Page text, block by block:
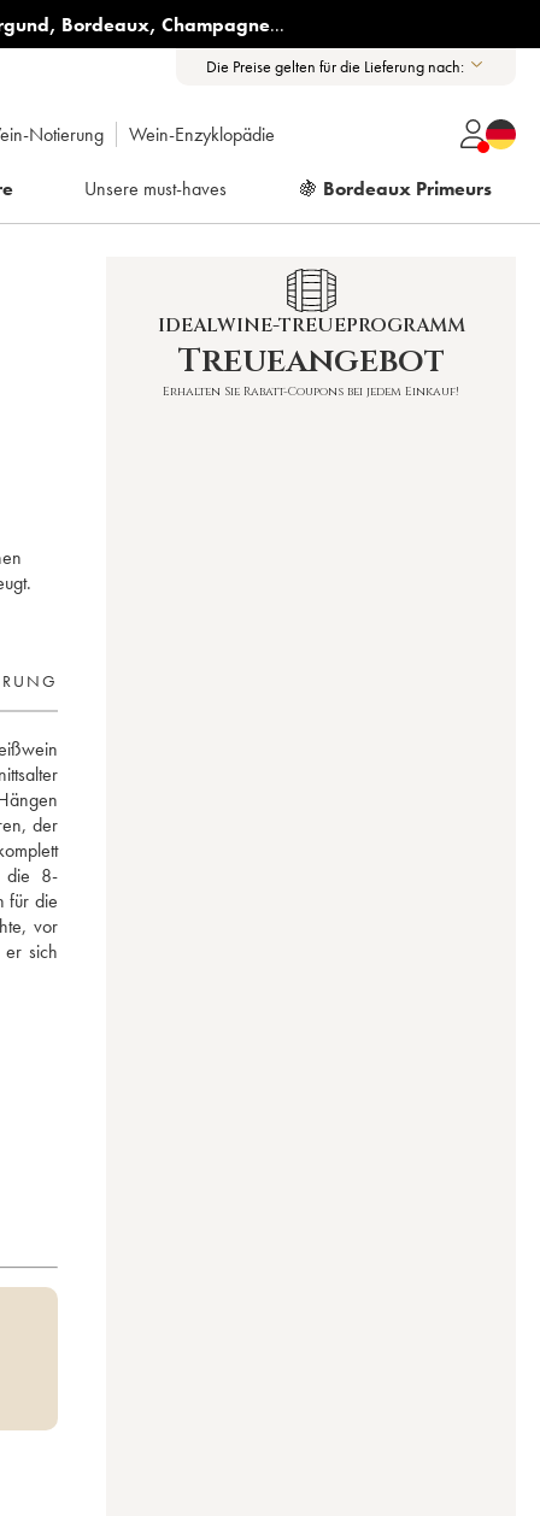
, Bordeaux, Champagne...
Die Preise gelten für die Lieferung nach:
Notierung Wein-Enzyklopädie
Unsere must-haves 🍇 Bordeaux Primeurs
der
die 8-
für die
vor
sich
IDEALWINE-TREUEPROGRAMM
Treueangebot
Erhalten Sie Rabatt-Coupons bei jedem Einkauf!